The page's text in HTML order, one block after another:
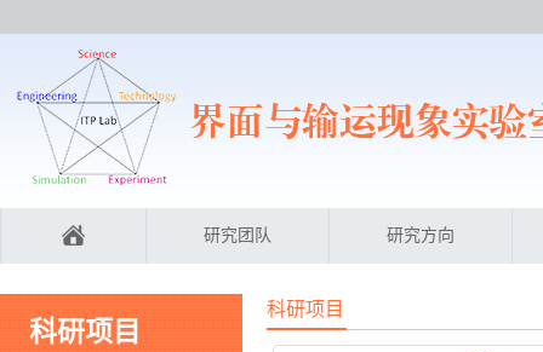
研究团队 研究方向
科研项目
科研项目